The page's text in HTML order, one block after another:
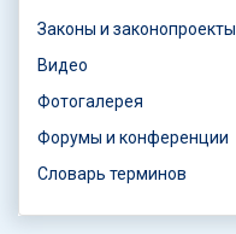
Законы и законопроекты
Видео
Фотогалерея
Форумы и конференции
Словарь терминов